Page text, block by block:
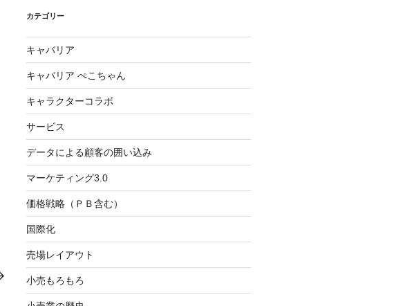
カテゴリー
キャバリア
キャバリア ぺこちゃん
キャラクターコラボ
サービス
データによる顧客の囲い込み
マーケティング3.0
価格戦略（ＰＢ含む）
国際化
売場レイアウト
小売もろもろ